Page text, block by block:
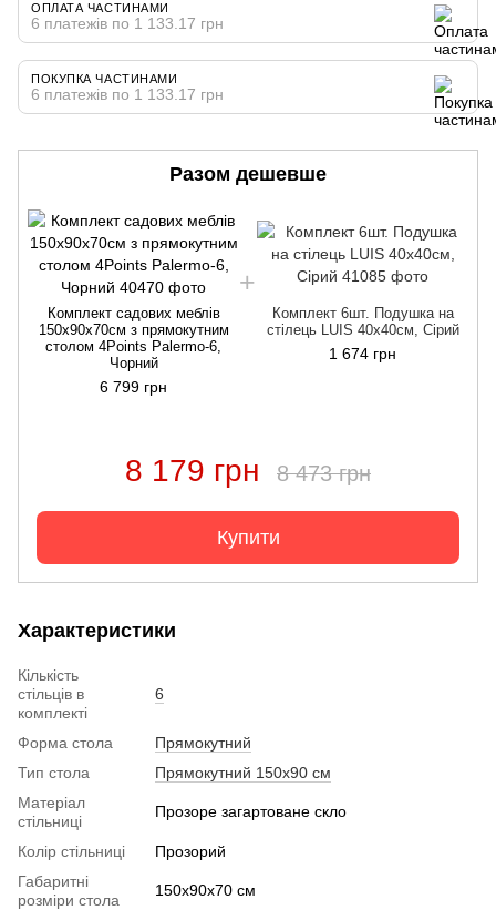
ОПЛАТА ЧАСТИНАМИ
6 платежів по 1 133.17 грн
ПОКУПКА ЧАСТИНАМИ
6 платежів по 1 133.17 грн
Разом дешевше
Комплект садових меблів
150х90х70см з прямокутним
столом 4Points Palermo-6,
Чорний
6 799 грн
Комплект 6шт. Подушка на
стілець LUIS 40х40см, Сірий
1 674 грн
8 179 грн 8 473 грн
Купити
Характеристики
Кількість
стільців в
комплекті
6
Форма стола
Прямокутний
Тип стола
Прямокутний 150х90 см
Матеріал
стільниці
Прозоре загартоване скло
Колір стільниці
Прозорий
Габаритні
розміри стола
150x90x70 см